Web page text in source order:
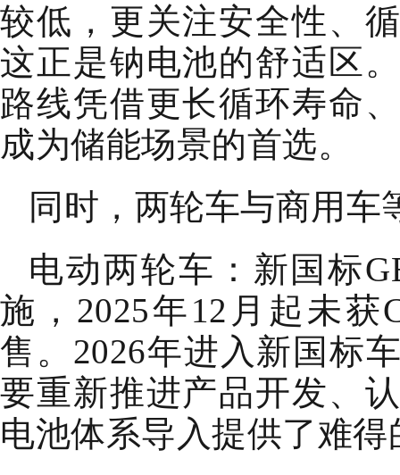
较低，更关注安全性、
这正是钠电池的舒适区
路线凭借更长循环寿命
成为储能场景的首选。
同时，两轮车与商用车
电动两轮车：新国标
施，2025年12月起未
售。2026年进入新国标
要重新推进产品开发、
电池体系导入提供了难